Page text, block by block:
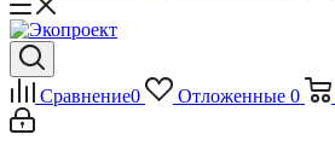
Сравнение0 Отложенные 0